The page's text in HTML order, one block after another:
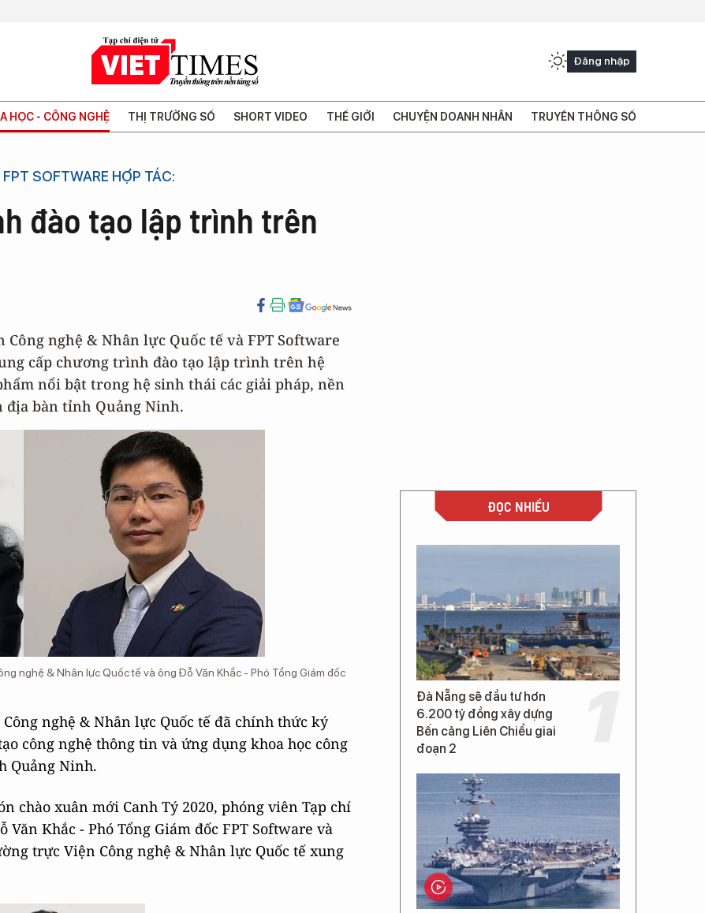
Đăng nhập
HỌC - CÔNG NGHỆ THỊ TRƯỜNG SỐ SHORT VIDEO THẾ GIỚI CHUYỆN DOANH NHÂN TRUYỀN THÔNG SỐ
SOFTWARE HỢP TÁC:
đào tạo lập trình trên
nghệ & Nhân lực Quốc tế và FPT Software
cấp chương trình đào tạo lập trình trên hệ
nổi bật trong hệ sinh thái các giải pháp, nền
địa bàn tỉnh Quảng Ninh.
nghệ & Nhân lực Quốc tế và ông Đỗ Văn Khắc - Phó Tổng Giám đốc
nghệ & Nhân lực Quốc tế đã chính thức ký
công nghệ thông tin và ứng dụng khoa học công
Quảng Ninh.
chào xuân mới Canh Tý 2020, phóng viên Tạp chí
Khắc - Phó Tổng Giám đốc FPT Software và
trực Viện Công nghệ & Nhân lực Quốc tế xung
ĐỌC NHIỀU
Đà Nẵng sẽ đầu tư hơn
6.200 tỷ đồng xây dựng
Bến cảng Liên Chiểu giai
đoạn 2